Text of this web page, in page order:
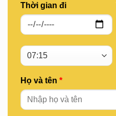
Thời gian đi
Họ và tên *